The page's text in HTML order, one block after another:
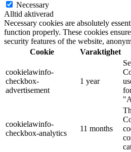
Necessary
Alltid aktiverad
Necessary cookies are absolutely
function properly. These cookies
security features of the website,
Cookie
Varaktighet
cookielawinfo-
checkbox-
advertisement
1 year
cookielawinfo-
checkbox-analytics
11 months